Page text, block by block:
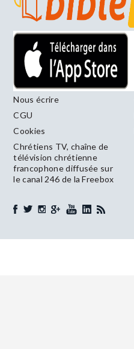
Nous écrire
CGU
Cookies
Chrétiens TV, chaîne de
télévision chrétienne
francophone diffusée sur
le canal 246 de la Freebox